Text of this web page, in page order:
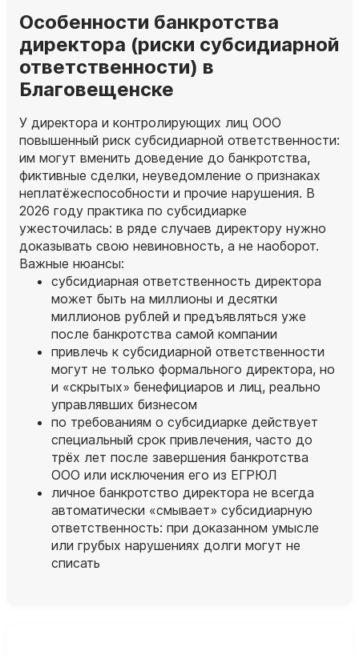
Особенности банкротства
директора (риски субсидиарной
ответственности) в
Благовещенске
У директора и контролирующих лиц ООО
повышенный риск субсидиарной ответственности:
им могут вменить доведение до банкротства,
фиктивные сделки, неуведомление о признаках
неплатёжеспособности и прочие нарушения. В
2026 году практика по субсидиарке
ужесточилась: в ряде случаев директору нужно
доказывать свою невиновность, а не наоборот.
Важные нюансы:
субсидиарная ответственность директора
может быть на миллионы и десятки
миллионов рублей и предъявляться уже
после банкротства самой компании
привлечь к субсидиарной ответственности
могут не только формального директора, но
и «скрытых» бенефициаров и лиц, реально
управлявших бизнесом
по требованиям о субсидиарке действует
специальный срок привлечения, часто до
трёх лет после завершения банкротства
ООО или исключения его из ЕГРЮЛ
личное банкротство директора не всегда
автоматически «смывает» субсидиарную
ответственность: при доказанном умысле
или грубых нарушениях долги могут не
списать